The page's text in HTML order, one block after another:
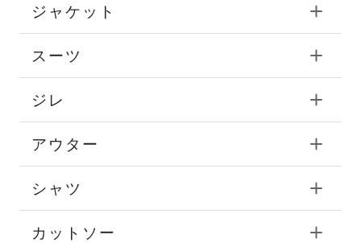
ジャケット
スーツ
ジレ
アウター
シャツ
カットソー